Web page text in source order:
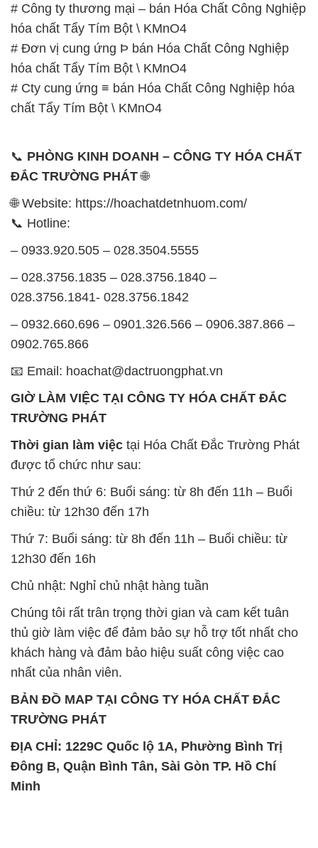
# Công ty thương mại – bán Hóa Chất Công Nghiệp
hóa chất Tẩy Tím Bột \ KMnO4
# Đơn vị cung ứng Þ bán Hóa Chất Công Nghiệp
hóa chất Tẩy Tím Bột \ KMnO4
# Cty cung ứng ≡ bán Hóa Chất Công Nghiệp hóa
chất Tẩy Tím Bột \ KMnO4
📞 PHÒNG KINH DOANH – CÔNG TY HÓA CHẤT
ĐẮC TRƯỜNG PHÁT🌐
🌐 Website: https://hoachatdetnhuom.com/
📞 Hotline:
– 0933.920.505 – 028.3504.5555
– 028.3756.1835 – 028.3756.1840 –
028.3756.1841- 028.3756.1842
– 0932.660.696 – 0901.326.566 – 0906.387.866 –
0902.765.866
📧 Email: hoachat@dactruongphat.vn
GIỜ LÀM VIỆC TẠI CÔNG TY HÓA CHẤT ĐẮC
TRƯỜNG PHÁT
Thời gian làm việc tại Hóa Chất Đắc Trường Phát
được tổ chức như sau:
Thứ 2 đến thứ 6: Buổi sáng: từ 8h đến 11h – Buổi
chiều: từ 12h30 đến 17h
Thứ 7: Buổi sáng: từ 8h đến 11h – Buổi chiều: từ
12h30 đến 16h
Chủ nhật: Nghỉ chủ nhật hàng tuần
Chúng tôi rất trân trọng thời gian và cam kết tuân
thủ giờ làm việc để đảm bảo sự hỗ trợ tốt nhất cho
khách hàng và đảm bảo hiệu suất công việc cao
nhất của nhân viên.
BẢN ĐỒ MAP TẠI CÔNG TY HÓA CHẤT ĐẮC
TRƯỜNG PHÁT
ĐỊA CHỈ: 1229C Quốc lộ 1A, Phường Bình Trị
Đông B, Quận Bình Tân, Sài Gòn TP. Hồ Chí
Minh